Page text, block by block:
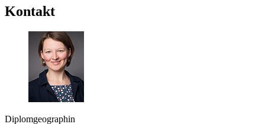
Kontakt
Diplomgeographin